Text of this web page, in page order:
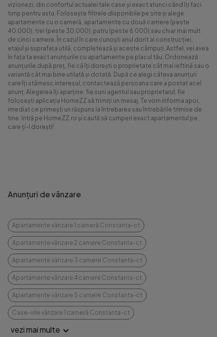
vizionezi, din confortul actualei tale case și exact atunci când îți faci
timp pentru asta. Folosește filtrele disponibile pe site și alege
apartamente cu o cameră, apartamente cu două camere (peste
40.000), trei (peste 30.000), patru (peste 6.000) sau chiar mai mult
de cinci camere. În cazul în care cunoști anul dorit al construcției,
etajul și suprafața utilă, completează și aceste câmpuri. Astfel, vei avea
în fața ta exact anunțurile cu apartamente pe placul tău. Ordonează
anunțurile după preț, fie că îți dorești o proprietate cât mai ieftină sau o
variantă cât mai bine utilată și dotată. După ce alegi câteva anunțuri
care îți stârnesc interesul, contactează persoana care a postat acel
anunț. Alegerea îți aparține: fie suni agentul sau proprietarul, fie
folosești aplicația HomeZZ să trimiți un mesaj. Te vom informa apoi,
imediat ce primești un răspuns la întrebarea sau întrebările trimise de
tine. Intră pe HomeZZ.ro și caută să cumperi exact apartamentul pe
care ți-l dorești!
Anunțuri de vânzare
Apartamente vânzare 1 cameră Constanta-ct
Apartamente vânzare 2 camere Constanta-ct
Apartamente vânzare 3 camere Constanta-ct
Apartamente vânzare 4 camere Constanta-ct
Apartamente vânzare 5 camere Constanta-ct
Case-vile vânzare 1 cameră Constanta-ct
vezi mai multe